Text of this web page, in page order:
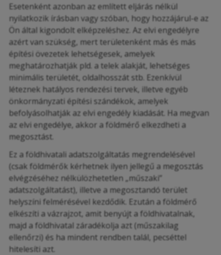
Esetenként azonban az említett eljárás nélkül
nyilatkozik írásban vagy szóban, hogy hozzájárul-e az
Ön által kigondolt elképzeléshez. Az elvi engedélyre
azért van szükség, mert területenként más és más
építési övezetek lehetségesek, amelyek
meghatározhatják pld. a telek alakját, lehetséges
minimális területét, oldalhosszát stb. Ezenkívül
léteznek hatályos rendezési tervek, illetve egyéb
önkormányzati építési szándékok, amelyek
befolyásolhatják az elvi engedély kiadását. Ha megvan
az elvi engedélye, akkor a földmérő elkezdheti a
megosztást.
Ez a földhivatali adatszolgáltatás megrendelésével
(csak földmérők kérhetnek ilyen jellegű a megosztás
elvégzéséhez nélkülözhetetlen „műszaki”
adatszolgáltatást), illetve a megosztandó terület
helyszíni felmérésével kezdődik. Ezután a földmérő
elkészíti a vázrajzot, amit benyújt a földhivatalnak,
majd a földhivatal záradékolja azt (műszakilag
ellenőrzi) és ha mindent rendben talál, pecséttel
hitelesíti azt.